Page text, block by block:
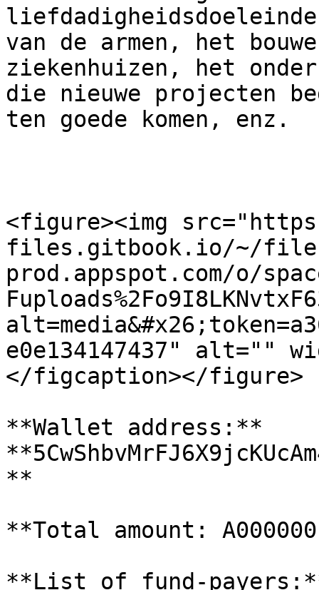
van de armen, het
ziekenhuizen, het
die nieuwe projecten
ten goede komen, enz.
<figure><img
files.gitbook.io/~/
prod.appspot.com/o/
e0e134147437" alt=""
</figcaption></figure>
**Wallet address:**
**
**Total amount:
**​List of fund-